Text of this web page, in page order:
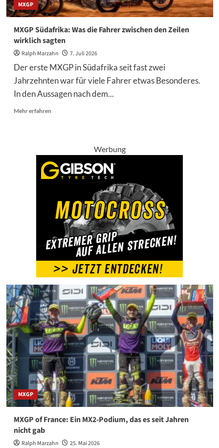
MXGP
MXGP Südafrika: Was die Fahrer zwischen den Zeilen
wirklich sagten
Ralph Marzahn 7. Juli 2026
Der erste MXGP in Südafrika seit fast zwei
Jahrzehnten war für viele Fahrer etwas Besonderes.
In den Aussagen nach dem...
Mehr erfahrenMehr
Was
die
Fahrer
Zeilen
wirklich
sagten
Werbung
MXGP
MXGP of France: Ein MX2-Podium, das es seit Jahren
nicht gab
Ralph Marzahn 25. Mai 2026